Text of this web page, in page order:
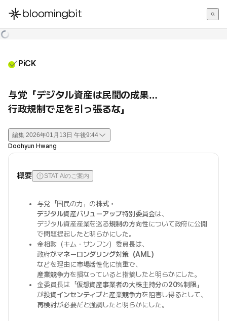
한국어
PiCK
与党「デジタル資産は民間の成果…
行政規制で足を引っ張るな」
編集 2026年01月13日 午後9:44
Doohyun Hwang
概要 STAT AIのご案内
与党「国民の力」の株式・
デジタル資産バリューアップ特別委員会は、
デジタル資産産業を巡る規制の方向性について政府に公開
で問題提起したと明らかにした。
金相勲（キム・サンフン）委員長は、
政府がマネーロンダリング対策（AML）
などを理由に市場活性化に慎重で、
産業競争力を損なっていると指摘したと明らかにした。
金委員長は「仮想資産事業者の大株主持分の20%制限」
が投資インセンティブと産業競争力を阻害し得るとして、
再検討が必要だと強調したと明らかにした。